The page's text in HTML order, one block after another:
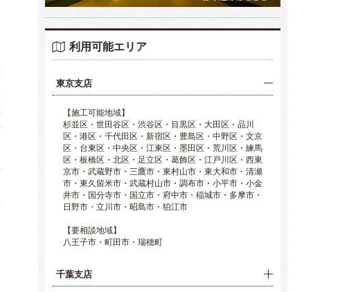
利用可能エリア
東京支店
【施工可能地域】
杉並区・世田谷区・渋谷区・目黒区・大田区・品川
区・港区・千代田区・新宿区・豊島区・中野区・文京
区・台東区・中央区・江東区・墨田区・荒川区・練馬
区・板橋区・北区・足立区・葛飾区・江戸川区・西東
京市・武蔵野市・三鷹市・東村山市・東大和市・清瀬
市・東久留米市・武蔵村山市・調布市・小平市・小金
井市・国分寺市・国立市・府中市・稲城市・多摩市・
日野市・立川市・昭島市・狛江市
【要相談地域】
八王子市・町田市・瑞穂町
千葉支店